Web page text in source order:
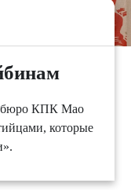
КПК Мао
которые